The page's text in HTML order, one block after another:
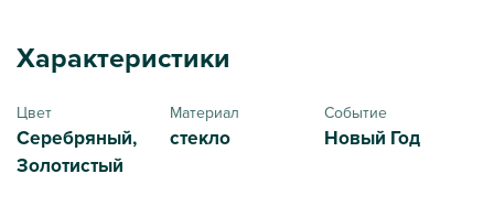
Характеристики
Цвет
Серебряный,
Золотистый
Материал
стекло
Событие
Новый Год